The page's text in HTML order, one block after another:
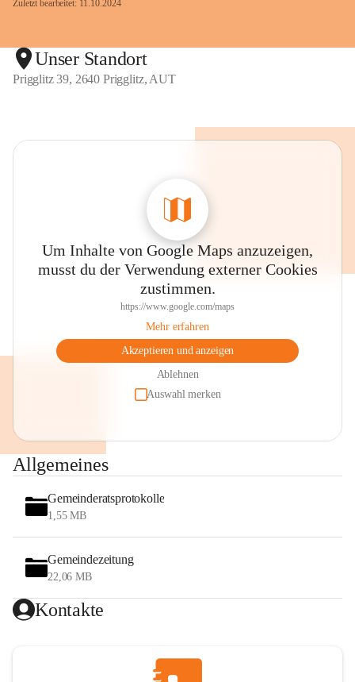
Zuletzt bearbeitet: 11.10.2024
Unser Standort
Prigglitz 39, 2640 Prigglitz, AUT
Um Inhalte von Google Maps anzuzeigen,
musst du der Verwendung externer Cookies
zustimmen.
https://www.google.com/maps
Mehr erfahren
Akzeptieren und anzeigen
Ablehnen
Auswahl merken
Allgemeines
Gemeinderatsprotokolle
1,55 MB
Gemeindezeitung
22,06 MB
Kontakte